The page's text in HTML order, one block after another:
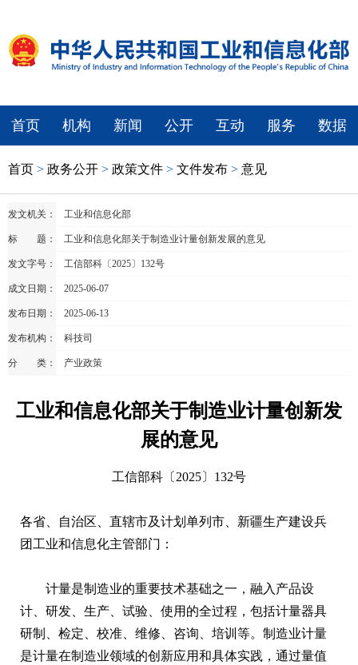
首页 机构 新闻 公开 互动 服务 数据
首页 > 政务公开 > 政策文件 > 文件发布 > 意见
发文机关： 工业和信息化部
标 题： 工业和信息化部关于制造业计量创新发展的意见
发文字号： 工信部科〔2025〕132号
成文日期： 2025-06-07
发布日期： 2025-06-13
发布机构： 科技司
分 类： 产业政策
工业和信息化部关于制造业计量创新发
展的意见
工信部科〔2025〕132号
各省、自治区、直辖市及计划单列市、新疆生产建设兵
团工业和信息化主管部门：
计量是制造业的重要技术基础之一，融入产品设
计、研发、生产、试验、使用的全过程，包括计量器具
研制、检定、校准、维修、咨询、培训等。制造业计量
是计量在制造业领域的创新应用和具体实践，通过量值